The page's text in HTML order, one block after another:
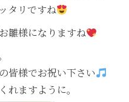
タリですね
雛様になりますね
皆様でお祝い下さい
れますように。